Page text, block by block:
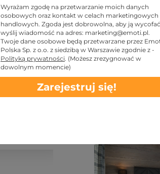
Wyrażam zgodę na przetwarzanie moich danych
osobowych oraz kontakt w celach marketingowych
handlowych. Zgoda jest dobrowolna, aby ją
wyślij wiadomość na adres: marketing@emoti.pl.
Twoje dane osobowe będą przetwarzane przez
Polska Sp. z o.o. z siedzibą w Warszawie zgodnie z -
Polityką prywatności. (Możesz zrezygnować w
dowolnym momencie)
Zarejestruj się!